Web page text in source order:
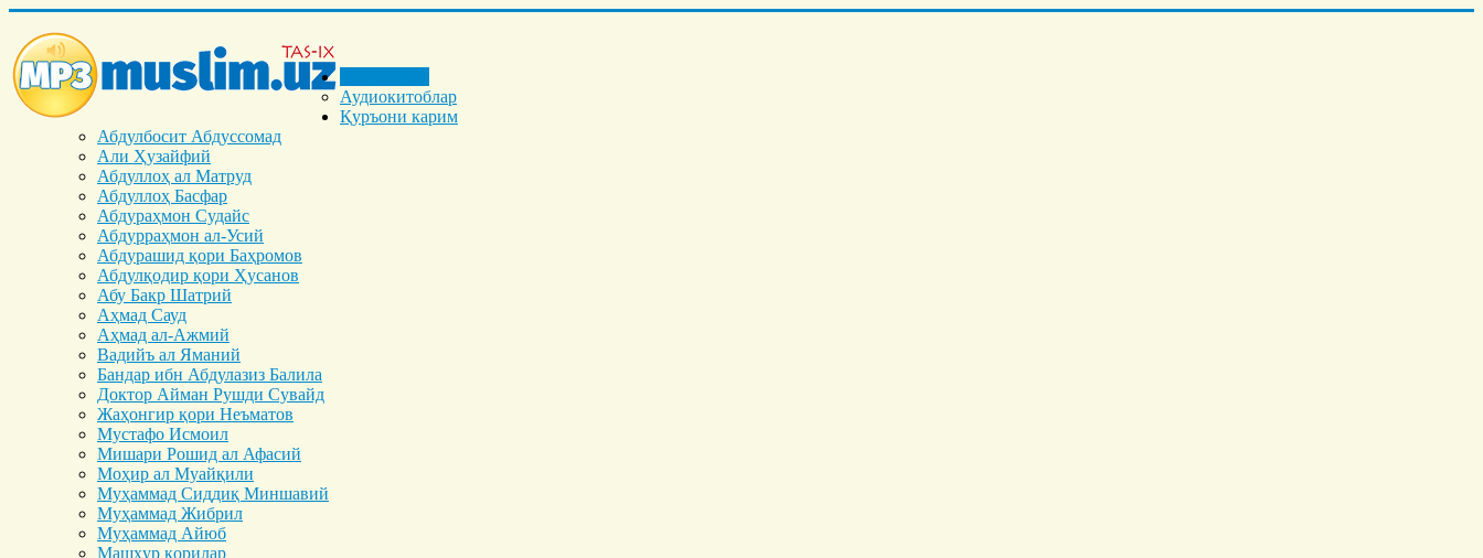
Аудиокитоблар
Қуръони карим
Абдулбосит Абдуссомад
Али Ҳузайфий
Абдуллоҳ ал Матруд
Абдуллоҳ Басфар
Абдураҳмон Судайс
Абдурраҳмон ал-Усий
Абдурашид қори Баҳромов
Абдулқодир қори Ҳусанов
Абу Бакр Шатрий
Аҳмад Сауд
Аҳмад ал-Ажмий
Вадийъ ал Яманий
Бандар ибн Абдулазиз Балила
Доктор Айман Рушди Сувайд
Жаҳонгир қори Неъматов
Мустафо Исмоил
Мишари Рошид ал Афасий
Моҳир ал Муайқили
Муҳаммад Cиддиқ Миншавий
Муҳаммад Жибрил
Муҳаммад Айюб
Машҳур қорилар